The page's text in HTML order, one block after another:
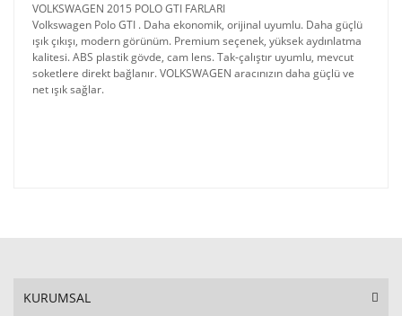
VOLKSWAGEN 2015 POLO GTI FARLARI
Volkswagen Polo GTI . Daha ekonomik, orijinal uyumlu. Daha
ışık çıkışı, modern görünüm. Premium seçenek, yüksek
kalitesi. ABS plastik gövde, cam lens. Tak-çalıştır uyumlu, mevcut
soketlere direkt bağlanır. VOLKSWAGEN aracınızın daha güçlü ve
net ışık sağlar.
KURUMSAL